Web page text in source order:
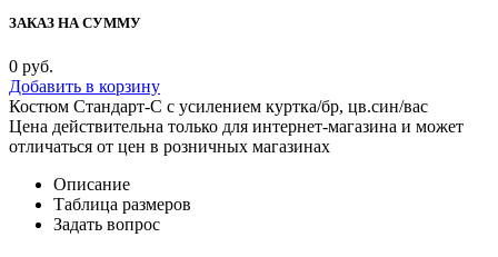
ЗАКАЗ НА СУММУ
0 руб.
Добавить в корзину
Костюм Стандарт-С с усилением куртка/бр, цв.син/вас
Цена действительна только для интернет-магазина и может
отличаться от цен в розничных магазинах
Описание
Таблица размеров
Задать вопрос